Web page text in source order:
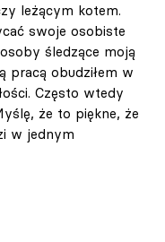
leżącym kotem.
swoje osobiste
śledzące moją
pracą obudziłem w
Często wtedy
że to piękne, że
w jednym